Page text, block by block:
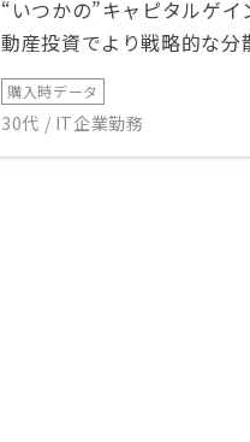
“いつかの”キャピタルゲイ
動産投資でより戦略的な分
購入時データ
30代 / IT企業勤務